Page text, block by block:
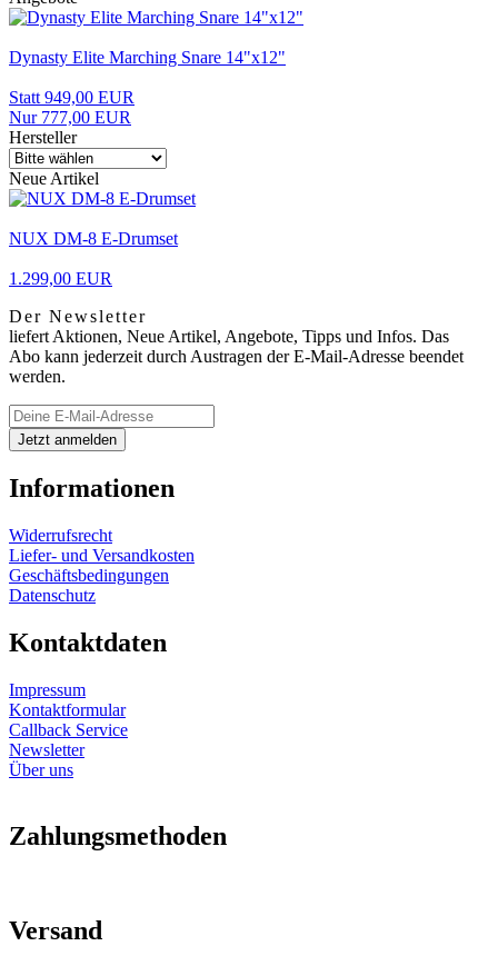
Dynasty Elite Marching Snare 14"x12"
Statt 949,00 EUR
Nur 777,00 EUR
Hersteller
Neue Artikel
NUX DM-8 E-Drumset
1.299,00 EUR
Der Newsletter
liefert Aktionen, Neue Artikel, Angebote, Tipps und Infos. Das
Abo kann jederzeit durch Austragen der E-Mail-Adresse beendet
werden.
Informationen
Widerrufsrecht
Liefer- und Versandkosten
Geschäftsbedingungen
Datenschutz
Kontaktdaten
Impressum
Kontaktformular
Callback Service
Newsletter
Über uns
Zahlungsmethoden
Versand